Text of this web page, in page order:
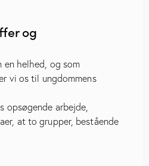
og
helhed, og som
vi os til ungdommens
opsøgende arbejde,
at to grupper, bestående